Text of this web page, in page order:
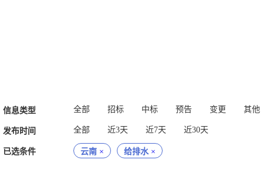
信息类型 全部 招标 中标 预告 变更 其他
发布时间 全部 近3天 近7天 近30天
已选条件 云南 × 给排水 ×